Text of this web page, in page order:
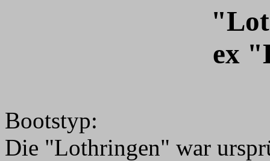
ex
Bootstyp:
Die "Lothringen" war